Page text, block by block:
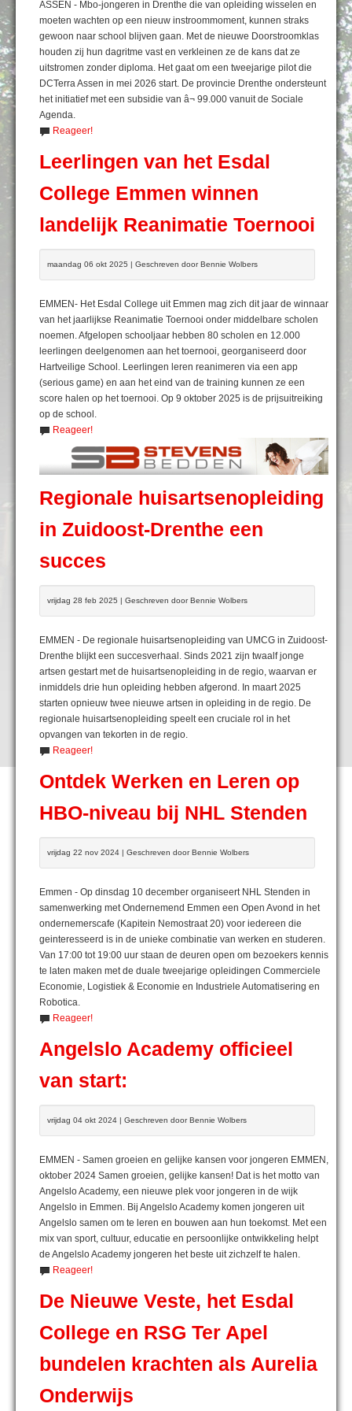
ASSEN - Mbo-jongeren in Drenthe die van opleiding wisselen en
moeten wachten op een nieuw instroommoment, kunnen straks
gewoon naar school blijven gaan. Met de nieuwe Doorstroomklas
houden zij hun dagritme vast en verkleinen ze de kans dat ze
uitstromen zonder diploma. Het gaat om een tweejarige pilot die
DCTerra Assen in mei 2026 start. De provincie Drenthe ondersteunt
het initiatief met een subsidie van â¬ 99.000 vanuit de Sociale
Agenda.
Reageer!
Leerlingen van het Esdal
College Emmen winnen
landelijk Reanimatie Toernooi
maandag 06 okt 2025 | Geschreven door Bennie Wolbers
EMMEN- Het Esdal College uit Emmen mag zich dit jaar de winnaar
van het jaarlijkse Reanimatie Toernooi onder middelbare scholen
noemen. Afgelopen schooljaar hebben 80 scholen en 12.000
leerlingen deelgenomen aan het toernooi, georganiseerd door
Hartveilige School. Leerlingen leren reanimeren via een app
(serious game) en aan het eind van de training kunnen ze een
score halen op het toernooi. Op 9 oktober 2025 is de prijsuitreiking
op de school.
Reageer!
Regionale huisartsenopleiding
in Zuidoost-Drenthe een
succes
vrijdag 28 feb 2025 | Geschreven door Bennie Wolbers
EMMEN - De regionale huisartsenopleiding van UMCG in Zuidoost-
Drenthe blijkt een succesverhaal. Sinds 2021 zijn twaalf jonge
artsen gestart met de huisartsenopleiding in de regio, waarvan er
inmiddels drie hun opleiding hebben afgerond. In maart 2025
starten opnieuw twee nieuwe artsen in opleiding in de regio. De
regionale huisartsenopleiding speelt een cruciale rol in het
opvangen van tekorten in de regio.
Reageer!
Ontdek Werken en Leren op
HBO-niveau bij NHL Stenden
vrijdag 22 nov 2024 | Geschreven door Bennie Wolbers
Emmen - Op dinsdag 10 december organiseert NHL Stenden in
samenwerking met Ondernemend Emmen een Open Avond in het
ondernemerscafe (Kapitein Nemostraat 20) voor iedereen die
geinteresseerd is in de unieke combinatie van werken en studeren.
Van 17:00 tot 19:00 uur staan de deuren open om bezoekers kennis
te laten maken met de duale tweejarige opleidingen Commerciele
Economie, Logistiek & Economie en Industriele Automatisering en
Robotica.
Reageer!
Angelslo Academy officieel
van start:
vrijdag 04 okt 2024 | Geschreven door Bennie Wolbers
EMMEN - Samen groeien en gelijke kansen voor jongeren EMMEN,
oktober 2024 Samen groeien, gelijke kansen! Dat is het motto van
Angelslo Academy, een nieuwe plek voor jongeren in de wijk
Angelslo in Emmen. Bij Angelslo Academy komen jongeren uit
Angelslo samen om te leren en bouwen aan hun toekomst. Met een
mix van sport, cultuur, educatie en persoonlijke ontwikkeling helpt
de Angelslo Academy jongeren het beste uit zichzelf te halen.
Reageer!
De Nieuwe Veste, het Esdal
College en RSG Ter Apel
bundelen krachten als Aurelia
Onderwijs